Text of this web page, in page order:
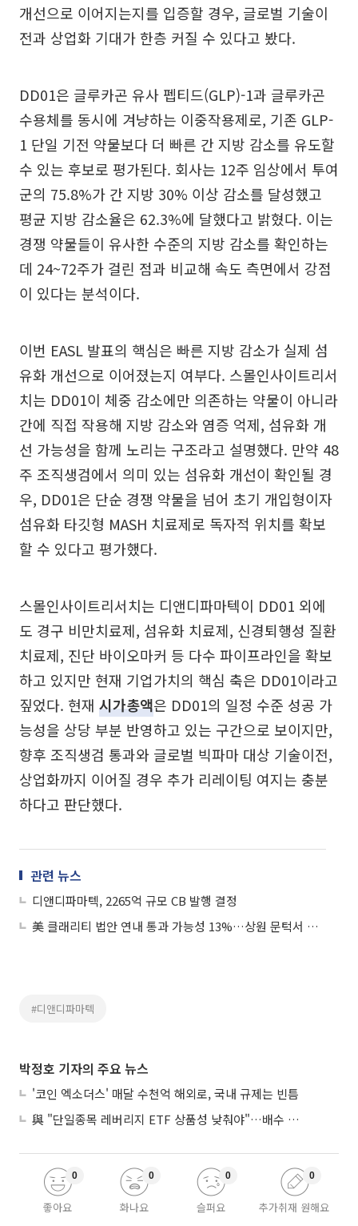
개선으로 이어지는지를 입증할 경우, 글로벌 기술이
전과 상업화 기대가 한층 커질 수 있다고 봤다.
DD01은 글루카곤 유사 펩티드(GLP)-1과 글루카곤
수용체를 동시에 겨냥하는 이중작용제로, 기존 GLP-
1 단일 기전 약물보다 더 빠른 간 지방 감소를 유도할
수 있는 후보로 평가된다. 회사는 12주 임상에서 투여
군의 75.8%가 간 지방 30% 이상 감소를 달성했고
평균 지방 감소율은 62.3%에 달했다고 밝혔다. 이는
경쟁 약물들이 유사한 수준의 지방 감소를 확인하는
데 24~72주가 걸린 점과 비교해 속도 측면에서 강점
이 있다는 분석이다.
이번 EASL 발표의 핵심은 빠른 지방 감소가 실제 섬
유화 개선으로 이어졌는지 여부다. 스몰인사이트리서
치는 DD01이 체중 감소에만 의존하는 약물이 아니라
간에 직접 작용해 지방 감소와 염증 억제, 섬유화 개
선 가능성을 함께 노리는 구조라고 설명했다. 만약 48
주 조직생검에서 의미 있는 섬유화 개선이 확인될 경
우, DD01은 단순 경쟁 약물을 넘어 초기 개입형이자
섬유화 타깃형 MASH 치료제로 독자적 위치를 확보
할 수 있다고 평가했다.
스몰인사이트리서치는 디앤디파마텍이 DD01 외에
도 경구 비만치료제, 섬유화 치료제, 신경퇴행성 질환
치료제, 진단 바이오마커 등 다수 파이프라인을 확보
하고 있지만 현재 기업가치의 핵심 축은 DD01이라고
짚었다. 현재 시가총액은 DD01의 일정 수준 성공 가
능성을 상당 부분 반영하고 있는 구간으로 보이지만,
향후 조직생검 통과와 글로벌 빅파마 대상 기술이전,
상업화까지 이어질 경우 추가 리레이팅 여지는 충분
하다고 판단했다.
관련 뉴스
디앤디파마텍, 2265억 규모 CB 발행 결정
美 클래리티 법안 연내 통과 가능성 13%…상원 문턱서 제동
#디앤디파마텍
박정호 기자의 주요 뉴스
'코인 엑소더스' 매달 수천억 해외로, 국내 규제는 빈틈
與 "단일종목 레버리지 ETF 상품성 낮춰야"…배수 조정안도 거론
좋아요
0
화나요
0
슬퍼요
0
추가취재 원해요
0